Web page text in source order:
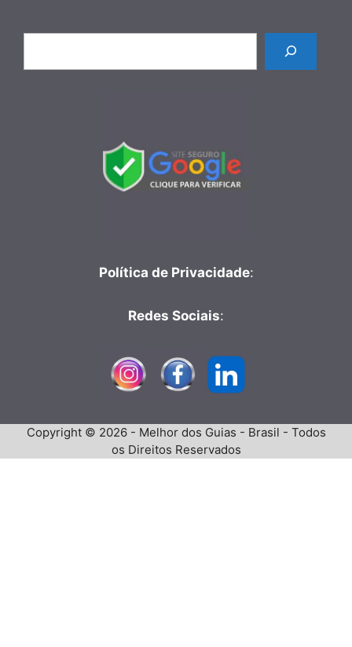
Política de Privacidade:
Redes Sociais:
Copyright © 2026 - Melhor dos Guias - Brasil - Todos
os Direitos Reservados